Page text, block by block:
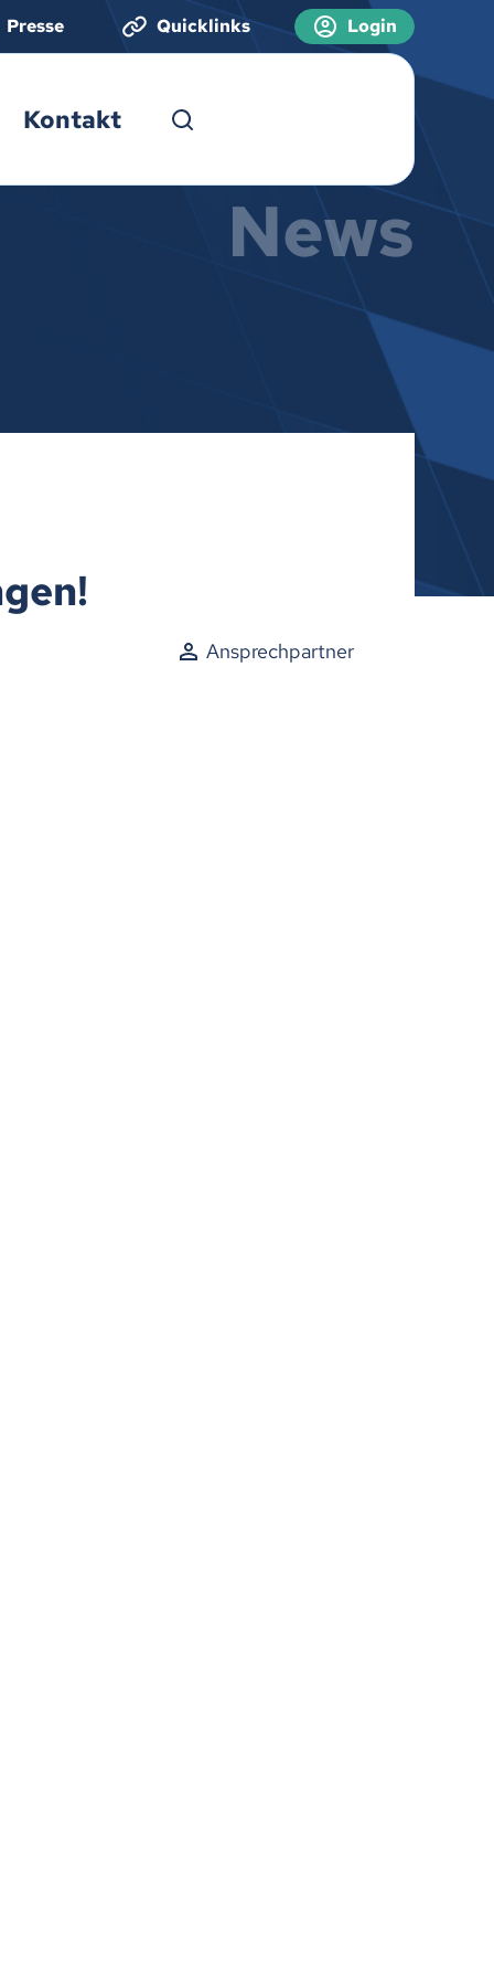
Presse Quicklinks Login
Kontakt
News
Ansprechpartner